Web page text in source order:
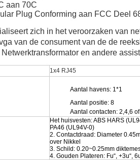
aan 70C
Plug Conforming aan FCC Deel
zich in het veroorzaken van
van de consument van de de
en andere
1x4 RJ45
Aantal havens: 1*1
Aantal positie: 8
Aantal contacten: 2,4,6
Het huisvesten: ABS HARS
PA46 (UL94V-0)
2. Contactdraad: Diameter
over Nikkel
3. Schild: 0.20~0.25mm
4. Gouden Plateren: Fu“, +3u“,